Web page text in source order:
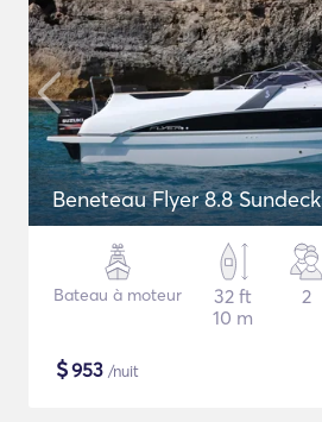
Beneteau Flyer 8.8 Sundeck
Bateau à moteur
32 ft
10 m
2
$953 /nuit